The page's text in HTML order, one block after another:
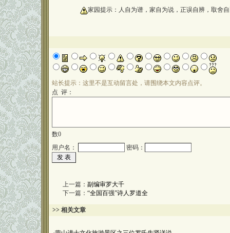
家园提示：人自为谱，家自为说，正误自辨，取舍
站长提示：这里不是互动留言处，请围绕本文内容点评。
点 评：
数0
用户名：
密码：
上一篇： 副编审罗大千
下一篇： “全国百强”诗人罗道全
>> 相关文章